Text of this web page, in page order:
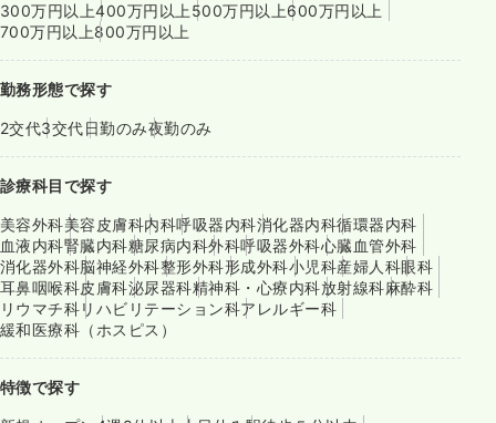
300万円以上400万円以上500万円以上600万円以上
700万円以上800万円以上
勤務形態で探す
2交代3交代日勤のみ夜勤のみ
診療科目で探す
美容外科美容皮膚科内科呼吸器内科消化器内科循環器内科
血液内科腎臓内科糖尿病内科外科呼吸器外科心臓血管外科
消化器外科脳神経外科整形外科形成外科小児科産婦人科眼科
耳鼻咽喉科皮膚科泌尿器科精神科・心療内科放射線科麻酔科
リウマチ科リハビリテーション科アレルギー科
緩和医療科（ホスピス）
特徴で探す